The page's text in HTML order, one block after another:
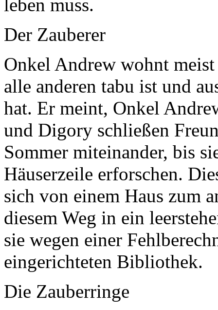
leben muss.
Der Zauberer
Onkel Andrew wohnt
alle anderen tabu ist und
hat. Er meint, Onkel
und Digory schließen
Sommer miteinander, bis
Häuserzeile erforschen.
sich von einem Haus zum
diesem Weg in ein
sie wegen einer
eingerichteten Bibliothek.
Die Zauberringe